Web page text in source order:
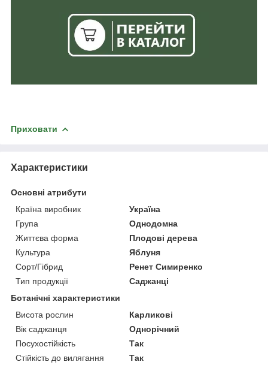
Приховати
Характеристики
Основні атрибути
Країна виробник
Україна
Група
Однодомна
Життєва форма
Плодові дерева
Культура
Яблуня
Сорт/Гібрид
Ренет Симиренко
Тип продукції
Саджанці
Ботанічні характеристики
Висота рослин
Карликові
Вік саджанця
Однорічний
Посухостійкість
Так
Стійкість до вилягання
Так